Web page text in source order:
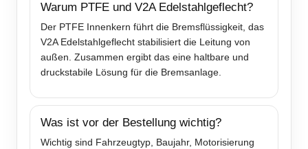
Warum PTFE und V2A Edelstahlgeflecht?
Der PTFE Innenkern führt die Bremsflüssigkeit, das
V2A Edelstahlgeflecht stabilisiert die Leitung von
außen. Zusammen ergibt das eine haltbare und
druckstabile Lösung für die Bremsanlage.
Was ist vor der Bestellung wichtig?
Wichtig sind Fahrzeugtyp, Baujahr, Motorisierung